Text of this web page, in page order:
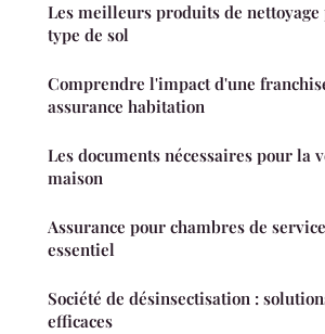
Les meilleurs produits de nettoyage
type de sol
Comprendre l'impact d'une
assurance habitation
Les documents nécessaires pour la
maison
Assurance pour chambres de
essentiel
Société de désinsectisation :
efficaces